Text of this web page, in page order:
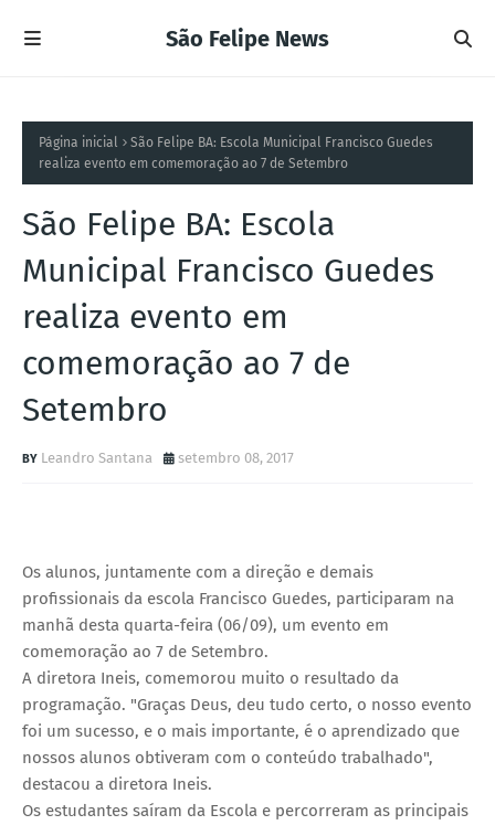
São Felipe News
Página inicial
São Felipe BA: Escola Municipal Francisco Guedes
realiza evento em comemoração ao 7 de Setembro
São Felipe BA: Escola
Municipal Francisco Guedes
realiza evento em
comemoração ao 7 de
Setembro
Leandro Santana setembro 08, 2017
Os alunos, juntamente com a direção e demais
profissionais da escola Francisco Guedes, participaram na
manhã desta quarta-feira (06/09), um evento em
comemoração ao 7 de Setembro.
A diretora Ineis, comemorou muito o resultado da
programação. "Graças Deus, deu tudo certo, o nosso evento
foi um sucesso, e o mais importante, é o aprendizado que
nossos alunos obtiveram com o conteúdo trabalhado",
destacou a diretora Ineis.
Os estudantes saíram da Escola e percorreram as principais